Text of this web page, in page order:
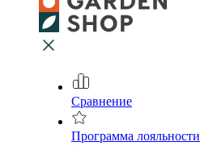
Сравнение
Программа лояльности